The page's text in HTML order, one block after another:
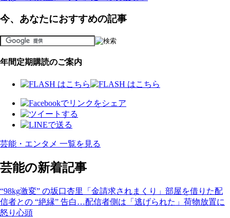
今、あなたにおすすめの記事
年間定期購読のご案内
芸能・エンタメ 一覧を見る
芸能の新着記事
“98kg激変” の坂口杏里「金請求されまくり」部屋を借りた配
信者との “絶縁” 告白…配信者側は「逃げられた」荷物放置に
怒り心頭